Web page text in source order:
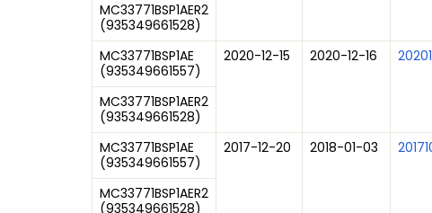
MC33771BSP1AER2
(935349661528)
MC33771BSP1AE
(935349661557)
2020-12-15 2020-12-16
MC33771BSP1AER2
(935349661528)
MC33771BSP1AE
(935349661557)
2017-12-20 2018-01-03
MC33771BSP1AER2
(935349661528)